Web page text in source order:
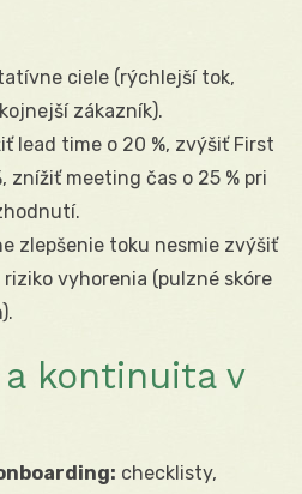
ciele (rýchlejší tok,
zákazník).
lead time o 20 %, zvýšiť First
znížiť meeting čas o 25 % pri
zlepšenie toku nesmie zvýšiť
vyhorenia (pulzné skóre
kontinuita v
checklisty,